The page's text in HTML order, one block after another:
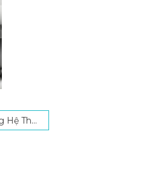
Hiện Nay